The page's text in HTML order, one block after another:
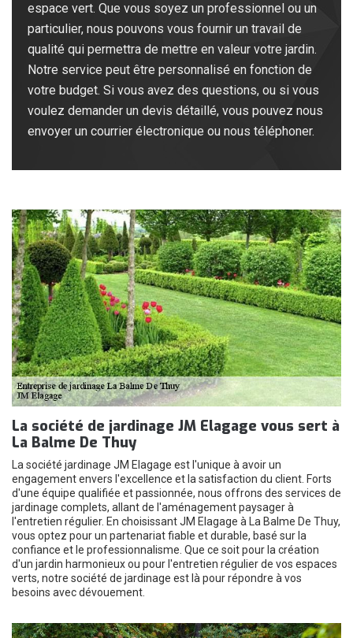
espace vert. Que vous soyez un professionnel ou un
particulier, nous pouvons vous fournir un travail de
qualité qui permettra de mettre en valeur votre jardin.
Notre service peut être personnalisé en fonction de
votre budget. Si vous avez des questions, ou si vous
voulez demander un devis détaillé, vous pouvez nous
envoyer un courrier électronique ou nous téléphoner.
La société de jardinage JM Elagage vous sert à
La Balme De Thuy
La société jardinage JM Elagage est l'unique à avoir un
engagement envers l'excellence et la satisfaction du client. Forts
d'une équipe qualifiée et passionnée, nous offrons des services de
jardinage complets, allant de l'aménagement paysager à
l'entretien régulier. En choisissant JM Elagage à La Balme De Thuy,
vous optez pour un partenariat fiable et durable, basé sur la
confiance et le professionnalisme. Que ce soit pour la création
d'un jardin harmonieux ou pour l'entretien régulier de vos espaces
verts, notre société de jardinage est là pour répondre à vos
besoins avec dévouement.